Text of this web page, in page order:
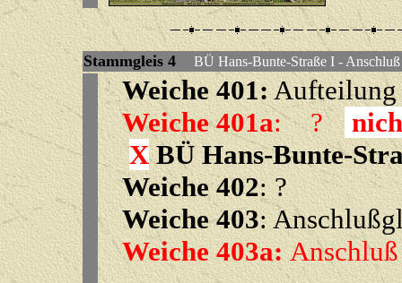
Stammgleis 4 BÜ Hans-Bunte-Straße I -
Weiche 401:Aufteilung
Weiche 401a: ?
X BÜ Hans-Bunte-
Weiche 402: ?
Weiche 403:
Weiche 403a: